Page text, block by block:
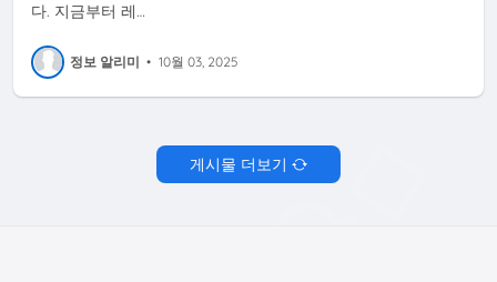
다. 지금부터 레…
정보 알리미 • 10월 03, 2025
게시물 더보기